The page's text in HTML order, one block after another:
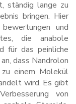
ständig lange zu
bringen. Hier
und
die anabole
für das peinliche
dass Nandrolon
einem Molekül
wird. Es gibt
von